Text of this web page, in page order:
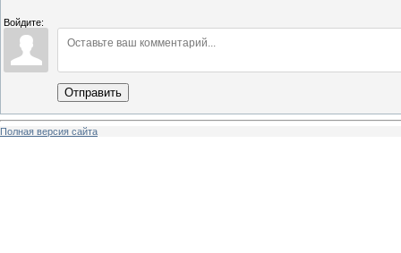
Войдите:
Отправить
Полная версия сайта